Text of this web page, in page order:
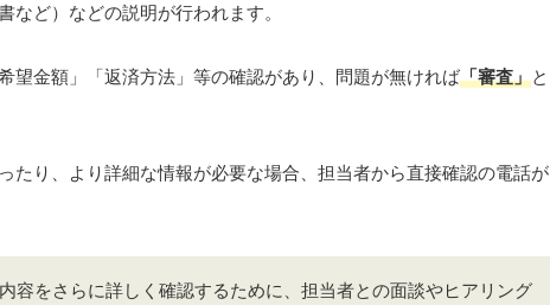
など）などの説明が行われます。
望金額」「返済方法」等の確認があり、問題が無ければ「審査」と
たり、より詳細な情報が必要な場合、担当者から直接確認の電話が
容をさらに詳しく確認するために、担当者との面談やヒアリング